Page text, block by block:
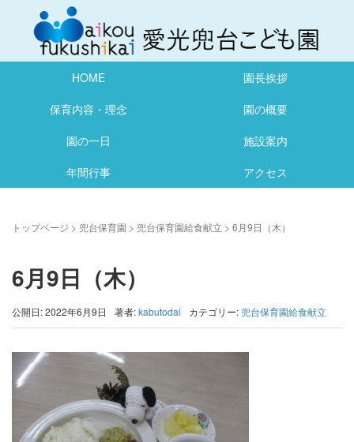
HOME
園長挨拶
保育内容・理念
園の概要
園の一日
施設案内
年間行事
アクセス
トップページ > 兜台保育園 > 兜台保育園給食献立 > 6月9日（木）
6月9日（木）
公開日: 2022年6月9日 著者:kabutodai カテゴリー: 兜台保育園給食献立